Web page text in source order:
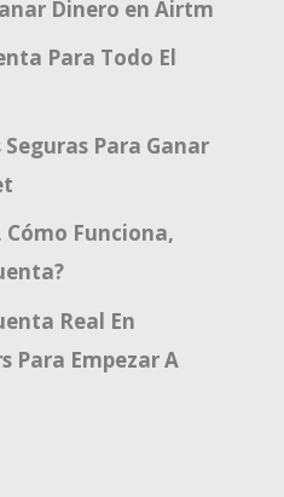
Dinero en Airtm
Para Todo El
Para Ganar
Cómo Funciona,
Real En
Para Empezar A